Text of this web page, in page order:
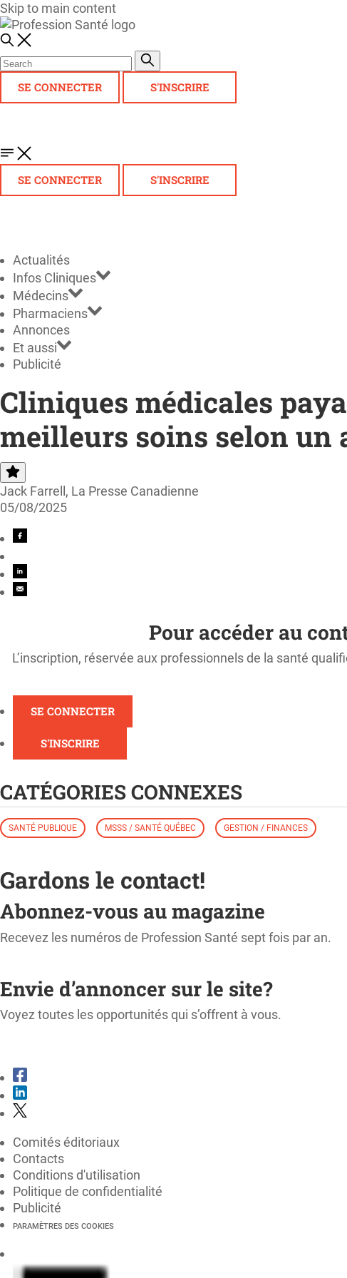
Skip to main content
SE CONNECTER S'INSCRIRE
SE CONNECTER S'INSCRIRE
Actualités
Infos Cliniques
Médecins
Pharmaciens
Annonces
Et aussi
Publicité
Cliniques médicales
meilleurs soins selon un
Jack Farrell, La Presse Canadienne
05/08/2025
Pour accéder au
L’inscription, réservée aux professionnels de la santé
SE CONNECTER
S'INSCRIRE
CATÉGORIES CONNEXES
SANTÉ PUBLIQUE MSSS / SANTÉ QUÉBEC GESTION / FINANCES
Gardons le contact!
Abonnez-vous au magazine
Recevez les numéros de Profession Santé sept fois par an.
Envie d’annoncer sur le site?
Voyez toutes les opportunités qui s’offrent à vous.
Comités éditoriaux
Contacts
Conditions d'utilisation
Politique de confidentialité
Publicité
PARAMÈTRES DES COOKIES